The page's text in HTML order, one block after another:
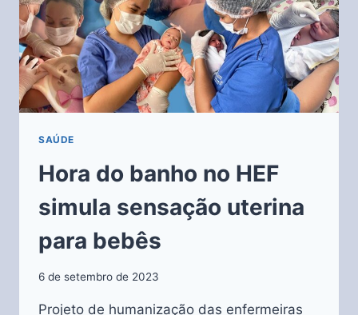
SAÚDE
Hora do banho no HEF
simula sensação uterina
para bebês
6 de setembro de 2023
Projeto de humanização das enfermeiras